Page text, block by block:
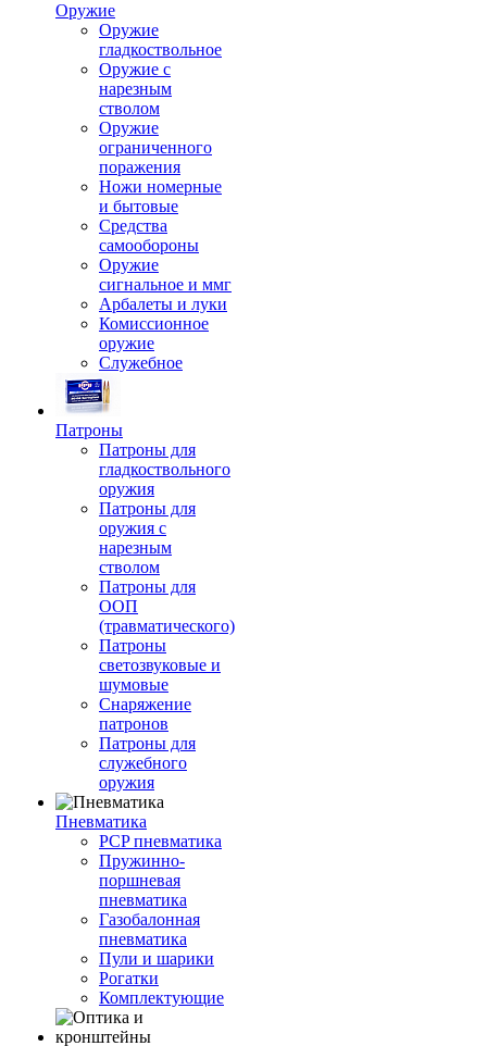
Оружие
Оружие
гладкоствольное
Оружие с
нарезным
стволом
Оружие
ограниченного
поражения
Ножи номерные
и бытовые
Средства
самообороны
Оружие
сигнальное и ммг
Арбалеты и луки
Комиссионное
оружие
Служебное
Патроны
Патроны для
гладкоствольного
оружия
Патроны для
оружия с
нарезным
стволом
Патроны для
ООП
(травматического)
Патроны
светозвуковые и
шумовые
Снаряжение
патронов
Патроны для
служебного
оружия
Пневматика
PCP пневматика
Пружинно-
поршневая
пневматика
Газобалонная
пневматика
Пули и шарики
Рогатки
Комплектующие